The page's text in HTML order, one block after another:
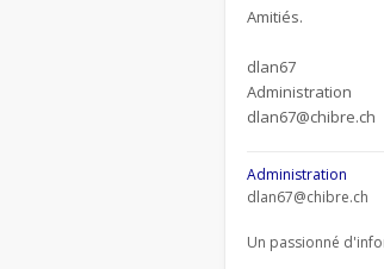
Amitiés.
dlan67
Administration
dlan67@chibre.ch
Administration
dlan67@chibre.ch
Un passionné